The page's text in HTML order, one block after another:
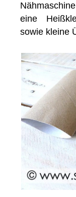
eine
sowie kleine